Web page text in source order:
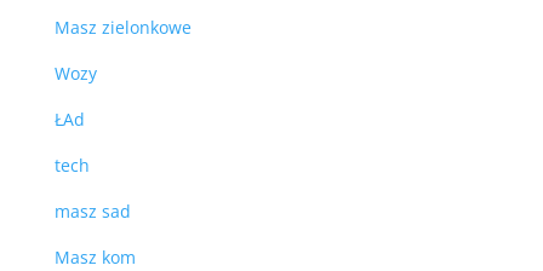
Masz zielonkowe
Wozy
ŁAd
tech
masz sad
Masz kom